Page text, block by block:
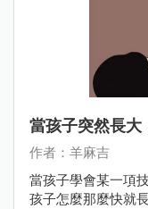
當孩子突然長大
作者：羊麻吉
當孩子學會某一項
孩子怎麼那麼快就長